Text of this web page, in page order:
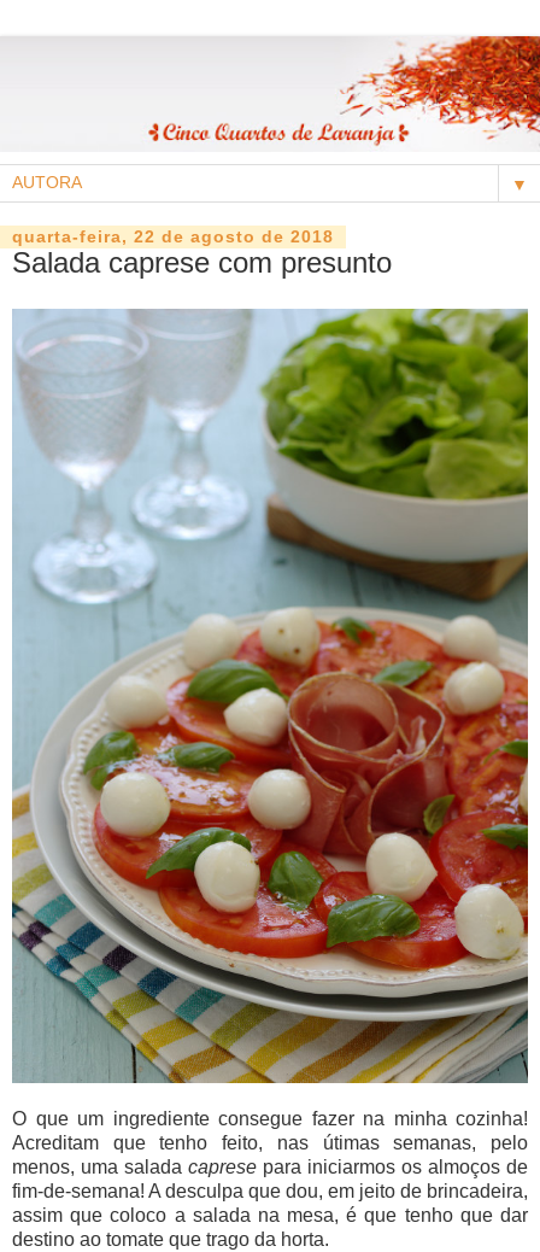
▼
quarta-feira, 22 de agosto de 2018
Salada caprese com presunto
O que um ingrediente consegue fazer na minha cozinha!
Acreditam que tenho feito, nas útimas semanas, pelo
menos, uma salada caprese para iniciarmos os almoços de
fim-de-semana! A desculpa que dou, em jeito de brincadeira,
assim que coloco a salada na mesa, é que tenho que dar
destino ao tomate que trago da horta.